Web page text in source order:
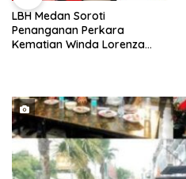
‎LBH Medan Soroti
Penanganan Perkara
Kematian Winda Lorenza